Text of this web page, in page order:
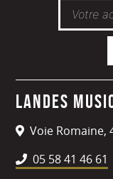
Landes
Voie Romaine,
05 58 41 46 61